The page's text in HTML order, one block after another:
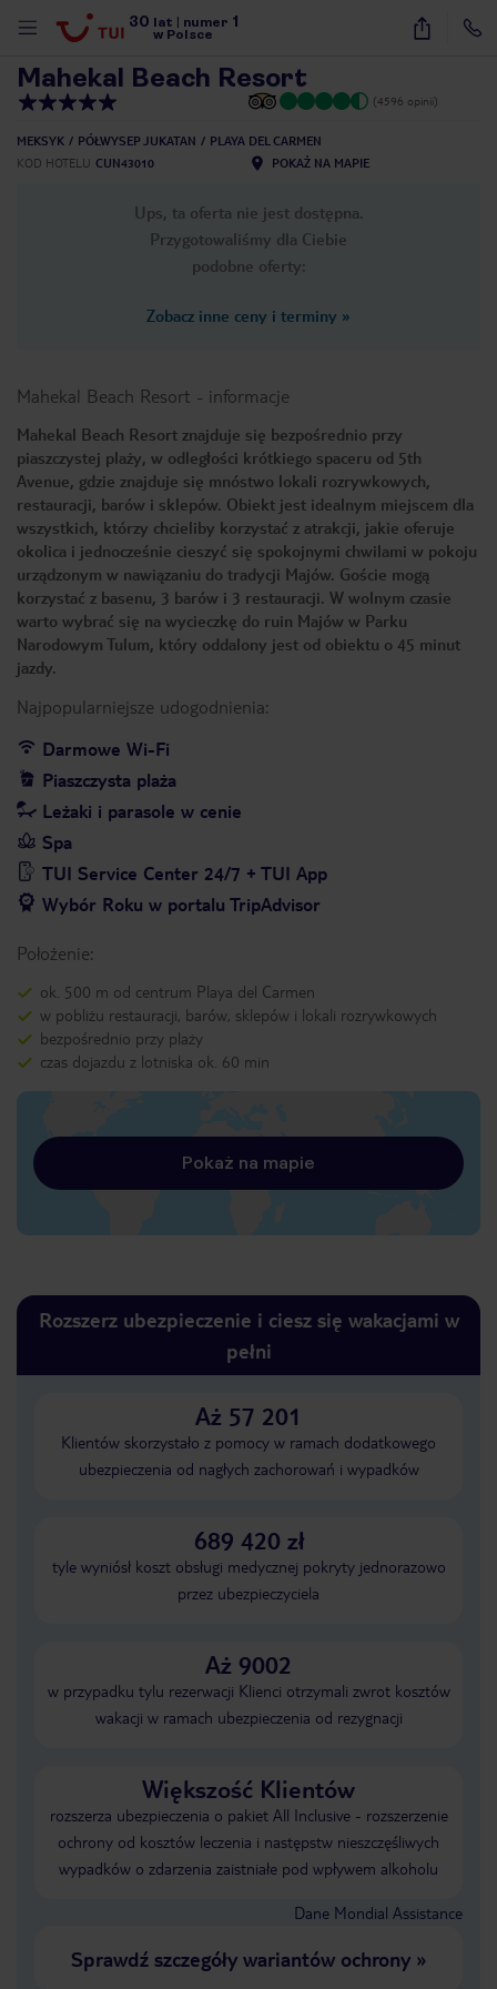
30 lat numer 1
w Polsce
30
Mahekal Beach Resort
(4596 opinii)
MEKSYK PÓŁWYSEP JUKATAN
PLAYA DEL CARMEN
KOD HOTELU CUN43010 POKAŻ NA MAPIE
Ups, ta oferta nie jest dostępna.
Przygotowaliśmy dla Ciebie
podobne oferty:
Zobacz inne ceny i terminy »
Mahekal Beach Resort - informacje
Mahekal Beach Resort znajduje się bezpośrednio przy
piaszczystej plaży, w odległości krótkiego spaceru od 5th
Avenue, gdzie znajduje się mnóstwo lokali rozrywkowych,
restauracji, barów i sklepów. Obiekt jest idealnym miejscem dla
wszystkich, którzy chcieliby korzystać z atrakcji, jakie oferuje
okolica i jednocześnie cieszyć się spokojnymi chwilami w pokoju
urządzonym w nawiązaniu do tradycji Majów. Goście mogą
korzystać z basenu, 3 barów i 3 restauracji. W wolnym czasie
warto wybrać się na wycieczkę do ruin Majów w Parku
Narodowym Tulum, który oddalony jest od obiektu o 45 minut
jazdy.
Najpopularniejsze udogodnienia:
Darmowe Wi-Fi
Piaszczysta plaża
Leżaki i parasole w cenie
Spa
TUI Service Center 24/7 + TUI App
Wybór Roku w portalu TripAdvisor
Położenie:
ok. 500 m od centrum Playa del Carmen
w pobliżu restauracji, barów, sklepów i lokali rozrywkowych
bezpośrednio przy plaży
czas dojazdu z lotniska ok. 60 min
Pokaż na mapie
Rozszerz ubezpieczenie i ciesz się wakacjami w
pełni
Aż 57 201
Klientów skorzystało z pomocy w ramach dodatkowego
ubezpieczenia od nagłych zachorowań i wypadków
689 420 zł
tyle wyniósł koszt obsługi medycznej pokryty jednorazowo
przez ubezpieczyciela
Aż 9002
w przypadku tylu rezerwacji Klienci otrzymali zwrot kosztów
wakacji w ramach ubezpieczenia od rezygnacji
Większość Klientów
rozszerza ubezpieczenia o pakiet All Inclusive - rozszerzenie
ochrony od kosztów leczenia i następstw nieszczęśliwych
wypadków o zdarzenia zaistniałe pod wpływem alkoholu
Dane Mondial Assistance
Sprawdź szczegóły wariantów ochrony»